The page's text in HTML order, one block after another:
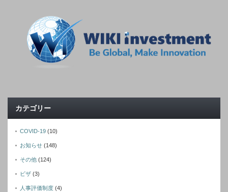
カテゴリー
COVID-19 (10)
お知らせ (148)
その他 (124)
ビザ (3)
人事評価制度 (4)